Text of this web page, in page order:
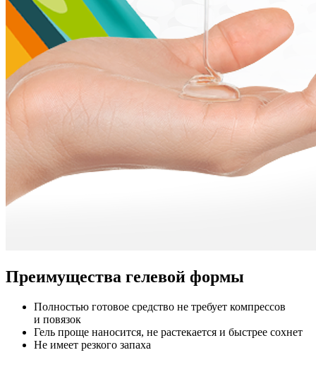
Преимущества гелевой формы
Полностью готовое средство не требует компрессов
и повязок
Гель проще наносится, не растекается и быстрее сохнет
Не имеет резкого запаха